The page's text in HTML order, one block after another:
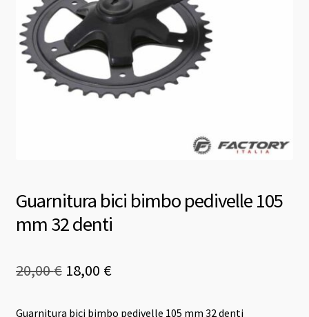
Guarnitura bici bimbo pedivelle 105
mm 32 denti
20,00€ Il
18,00 €Il
Guarnitura bici bimbo pedivelle 105 mm 32 denti